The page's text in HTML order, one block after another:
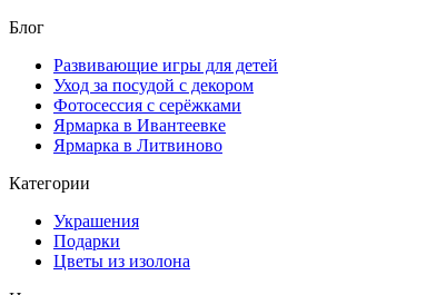
Блог
Развивающие игры для детей
Уход за посудой с декором
Фотосессия с серёжками
Ярмарка в Ивантеевке
Ярмарка в Литвиново
Категории
Украшения
Подарки
Цветы из изолона